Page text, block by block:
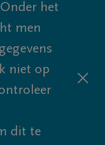
het
men
niet op
dit te